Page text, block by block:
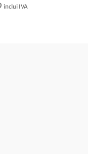
inclui IVA